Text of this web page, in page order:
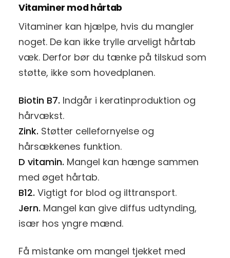
Vitaminer mod hårtab
Vitaminer kan hjælpe, hvis du mangler
noget. De kan ikke trylle arveligt hårtab
væk. Derfor bør du tænke på tilskud som
støtte, ikke som hovedplanen.
Biotin B7. Indgår i keratinproduktion og
hårvækst.
Zink. Støtter cellefornyelse og
hårsækkenes funktion.
D vitamin. Mangel kan hænge sammen
med øget hårtab.
B12. Vigtigt for blod og ilttransport.
Jern. Mangel kan give diffus udtynding,
især hos yngre mænd.
Få mistanke om mangel tjekket med